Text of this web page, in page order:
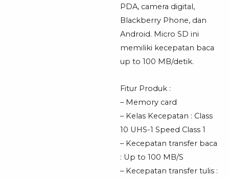
PDA, camera digital,
Blackberry Phone, dan
Android. Micro SD ini
memiliki kecepatan baca
up to 100 MB/detik.
Fitur Produk :
– Memory card
– Kelas Kecepatan : Class
10 UHS-1 Speed Class 1
– Kecepatan transfer baca
: Up to 100 MB/S
– Kecepatan transfer tulis :